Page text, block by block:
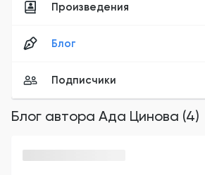
Произведения
Блог
Подписчики
Блог автора Ада Цинова (4)